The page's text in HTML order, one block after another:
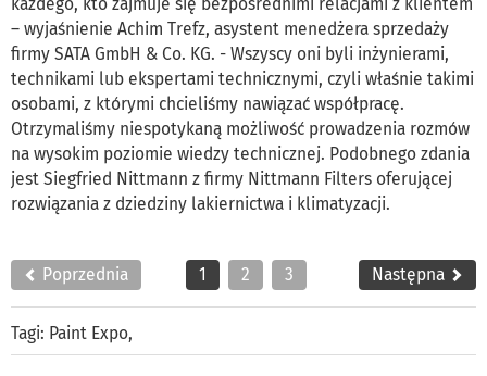
– wyjaśnienie Achim Trefz, asystent menedżera sprzedaży
firmy SATA GmbH & Co. KG. - Wszyscy oni byli inżynierami,
technikami lub ekspertami technicznymi, czyli właśnie takimi
osobami, z którymi chcieliśmy nawiązać współpracę.
Otrzymaliśmy niespotykaną możliwość prowadzenia rozmów
na wysokim poziomie wiedzy technicznej. Podobnego zdania
jest Siegfried Nittmann z firmy Nittmann Filters oferującej
rozwiązania z dziedziny lakiernictwa i klimatyzacji.
Poprzednia 1 2 3 Następna
Tagi: Paint Expo,